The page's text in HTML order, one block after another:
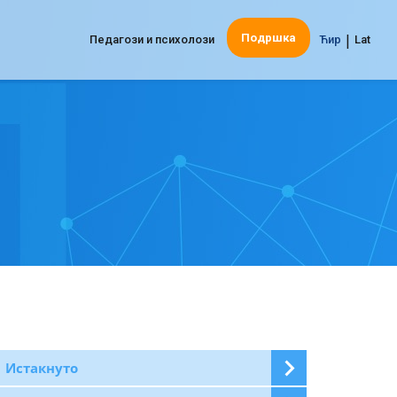
Ћир | Lat
Педагози и психолози Подршка
Истакнуто